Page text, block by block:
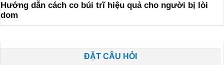
Hướng dẫn cách co búi trĩ hiệu quả cho người bị lòi
dom
ĐẶT CÂU HỎI